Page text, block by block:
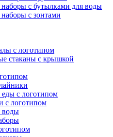
с бутылками для воды
с зонтами
с логотипом
стаканы с крышкой
с логотипом
с логотипом
воды